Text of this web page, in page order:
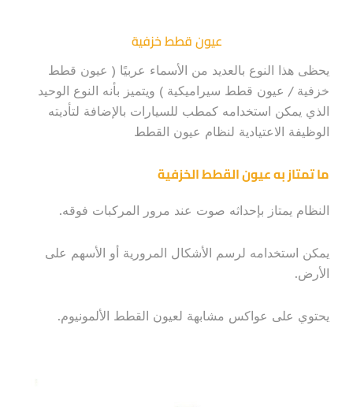
عيون قطط خزفية
يحظى هذا النوع بالعديد من الأسماء عربيًا ( عيون قطط
خزفية / عيون قطط سيراميكية ) ويتميز بأنه النوع الوحيد
الذي يمكن استخدامه كمطب للسيارات بالإضافة لتأديته
الوظيفة الاعتيادية لنظام عيون القطط
ما تمتاز به عيون القطط الخزفية
النظام يمتاز بإحداثه صوت عند مرور المركبات فوقه.
يمكن استخدامه لرسم الأشكال المرورية أو الأسهم على
الأرض.
يحتوي على عواكس مشابهة لعيون القطط الألمونيوم.